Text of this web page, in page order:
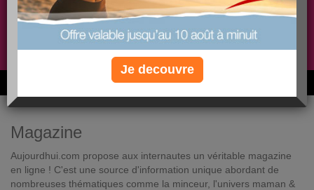
Non, je préfère le régime gratuit
6M de personnes ont maigri et réappris à manger avec nous
Magazine
Aujourdhui.com propose aux internautes un véritable magazine
en ligne ! C'est une source d'information unique abordant de
nombreuses thématiques comme la minceur, l'univers maman &
Je decouvre